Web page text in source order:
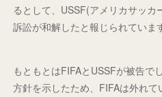
るとして、USSF(アメリカサッカ
訴訟が和解したと報じられていま
もともとはFIFAとUSSFが被告で
方針を示したため、FIFAは外れ